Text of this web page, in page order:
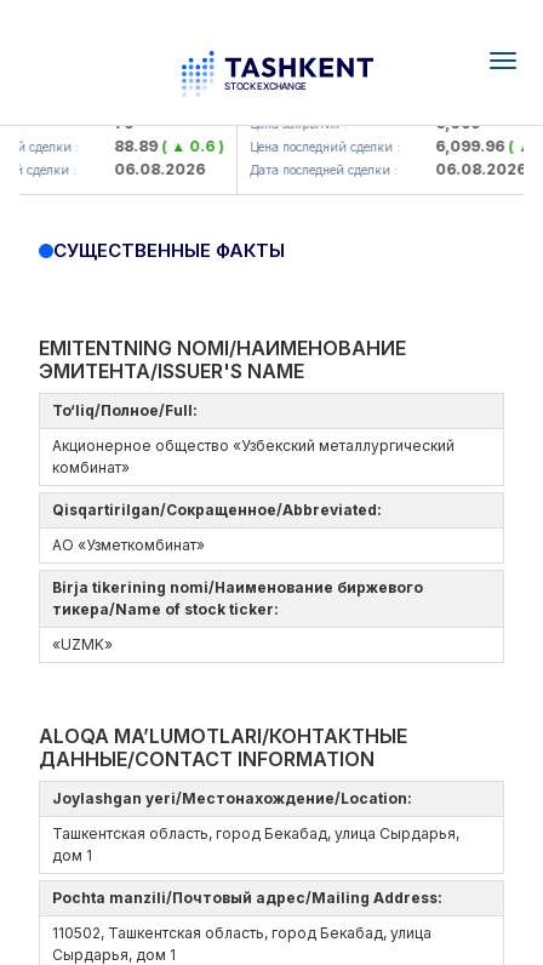
: 79
сделки : 88.89( ▲ 0.6 )
сделки : 06.08.2026
UZMK (<O'zmetkombinat> AJ)
Цена закрытия : 6,099
Цена последний сделки : 6,099.96( ▲
Дата последней сделки : 06.08.2026
СУЩЕСТВЕННЫЕ ФАКТЫ
EMITENTNING NOMI/НАИМЕНОВАНИЕ
ЭМИТЕНТА/ISSUER'S NAME
To‘liq/Полное/Full:
Акционерное общество «Узбекский металлургический
комбинат»
Qisqartirilgan/Сокращенное/Abbreviated:
АО «Узметкомбинат»
Birja tikerining nomi/Наименование биржевого
тикера/Name of stock ticker:
«UZMK»
ALOQA MA’LUMOTLARI/КОНТАКТНЫЕ
ДАННЫЕ/CONTACT INFORMATION
Joylashgan yeri/Местонахождение/Location:
Ташкентская область, город Бекабад, улица Сырдарья,
дом 1
Pochta manzili/Почтовый адрес/Mailing Address:
110502, Ташкентская область, город Бекабад, улица
Сырдарья, дом 1